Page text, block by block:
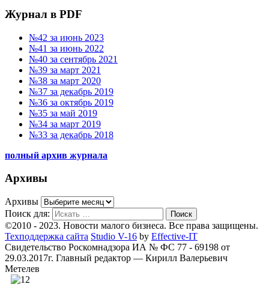
Журнал в PDF
№42 за июнь 2023
№41 за июнь 2022
№40 за сентябрь 2021
№39 за март 2021
№38 за март 2020
№37 за декабрь 2019
№36 за октябрь 2019
№35 за май 2019
№34 за март 2019
№33 за декабрь 2018
полный архив журнала
Архивы
Архивы
Поиск для:
Поиск
©2010 - 2023. Новости малого бизнеса. Все права защищены.
Техподдержка сайта Studio V-16 by Effective-IT
Свидетельство Роскомнадзора ИА № ФС 77 - 69198 от
29.03.2017г.